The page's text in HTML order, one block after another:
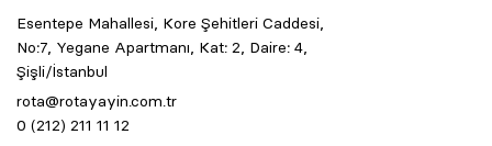
Esentepe Mahallesi, Kore Şehitleri Caddesi,
No:7, Yegane Apartmanı, Kat: 2, Daire: 4,
Şişli/İstanbul
rota@rotayayin.com.tr
0 (212) 211 11 12